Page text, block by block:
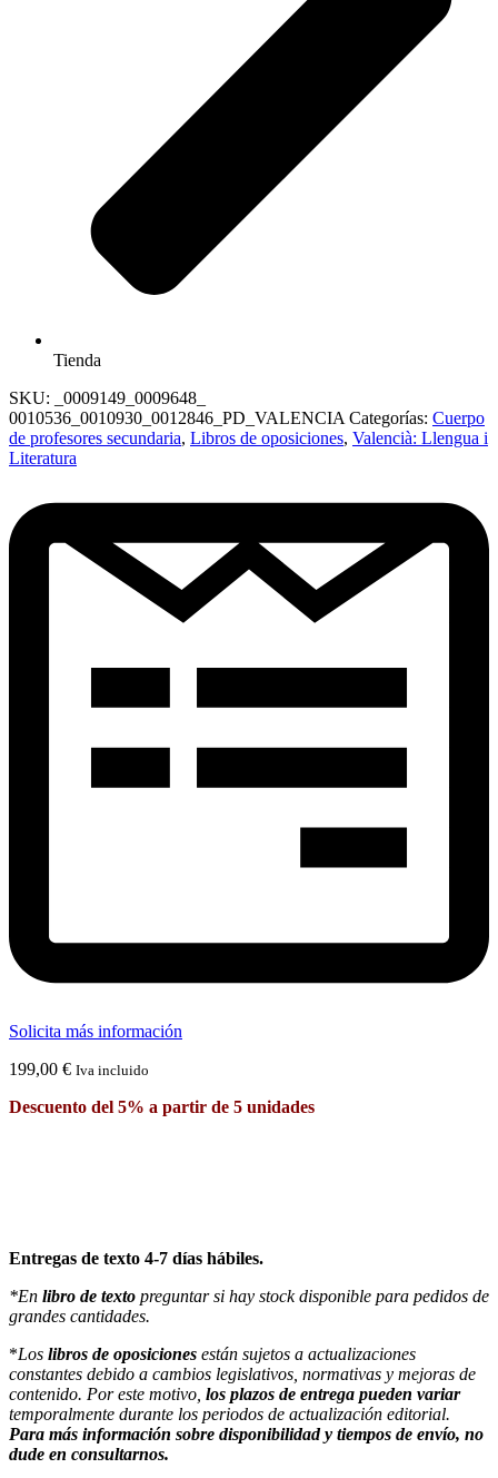
Tienda
SKU:
_0009149_0009648_
0010536_0010930_0012846_PD_VALENCIA Categorías: Cuerpo
de profesores secundaria, Libros de oposiciones, Valencià: Llengua i
Literatura
Solicita más información
199,00 € Iva incluido
Descuento del 5% a partir de 5 unidades
Entregas de texto 4-7 días hábiles.
*En libro de texto preguntar si hay stock disponible para pedidos de
grandes cantidades.
*Los libros de oposiciones están sujetos a actualizaciones
constantes debido a cambios legislativos, normativas y mejoras de
contenido. Por este motivo, los plazos de entrega pueden variar
temporalmente durante los periodos de actualización editorial.
Para más información sobre disponibilidad y tiempos de envío, no
dude en consultarnos.